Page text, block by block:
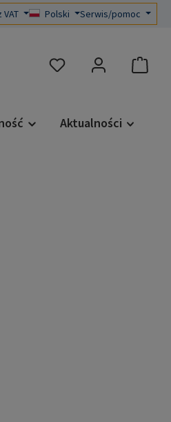
VAT Polski Serwis/pomoc
Masz 0 przedmioty na
Aktualności